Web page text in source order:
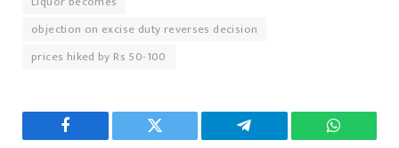
objection on excise duty reverses decision
prices hiked by Rs 50-100
Facebook Twitter Telegram